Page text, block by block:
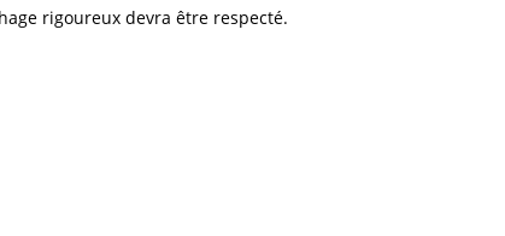
rigoureux devra être respecté.